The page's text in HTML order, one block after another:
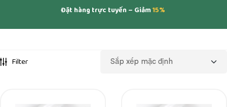
Đặt hàng trực tuyến – Giảm15%
Filter